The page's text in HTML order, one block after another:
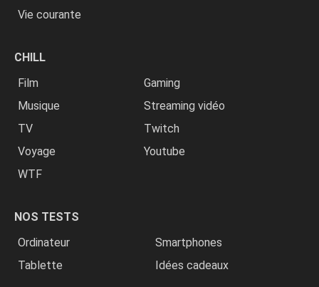
Vie courante
CHILL
Film
Gaming
Musique
Streaming vidéo
TV
Twitch
Voyage
Youtube
WTF
NOS TESTS
Ordinateur
Smartphones
Tablette
Idées cadeaux